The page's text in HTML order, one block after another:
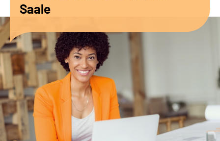
Karriere
Sozialdienste & Zuweisende
Suche
Leichte Sprache
Saale